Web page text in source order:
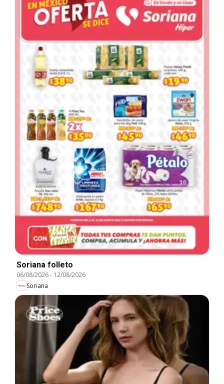
Soriana folleto
06/08/2026- 12/08/2026
Soriana